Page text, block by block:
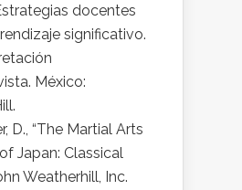
docentes
significativo.
México:
D., “The Martial Arts
Japan: Classical
Weatherhill, Inc.